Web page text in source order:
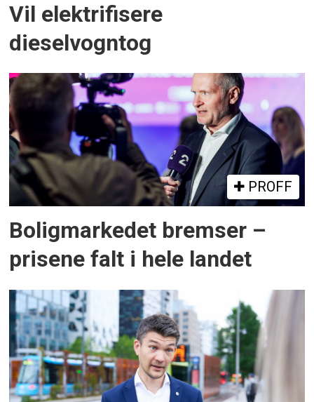
Vil elektrifisere
dieselvogntog
PROFF
Boligmarkedet bremser –
prisene falt i hele landet